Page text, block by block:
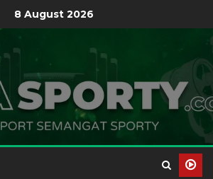
8 August 2026